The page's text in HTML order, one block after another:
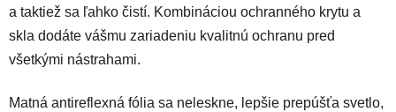
a taktiež sa ľahko čistí. Kombináciou ochranného krytu a
skla dodáte vášmu zariadeniu kvalitnú ochranu pred
všetkými nástrahami.
Matná antireflexná fólia sa neleskne, lepšie prepúšťa svetlo,